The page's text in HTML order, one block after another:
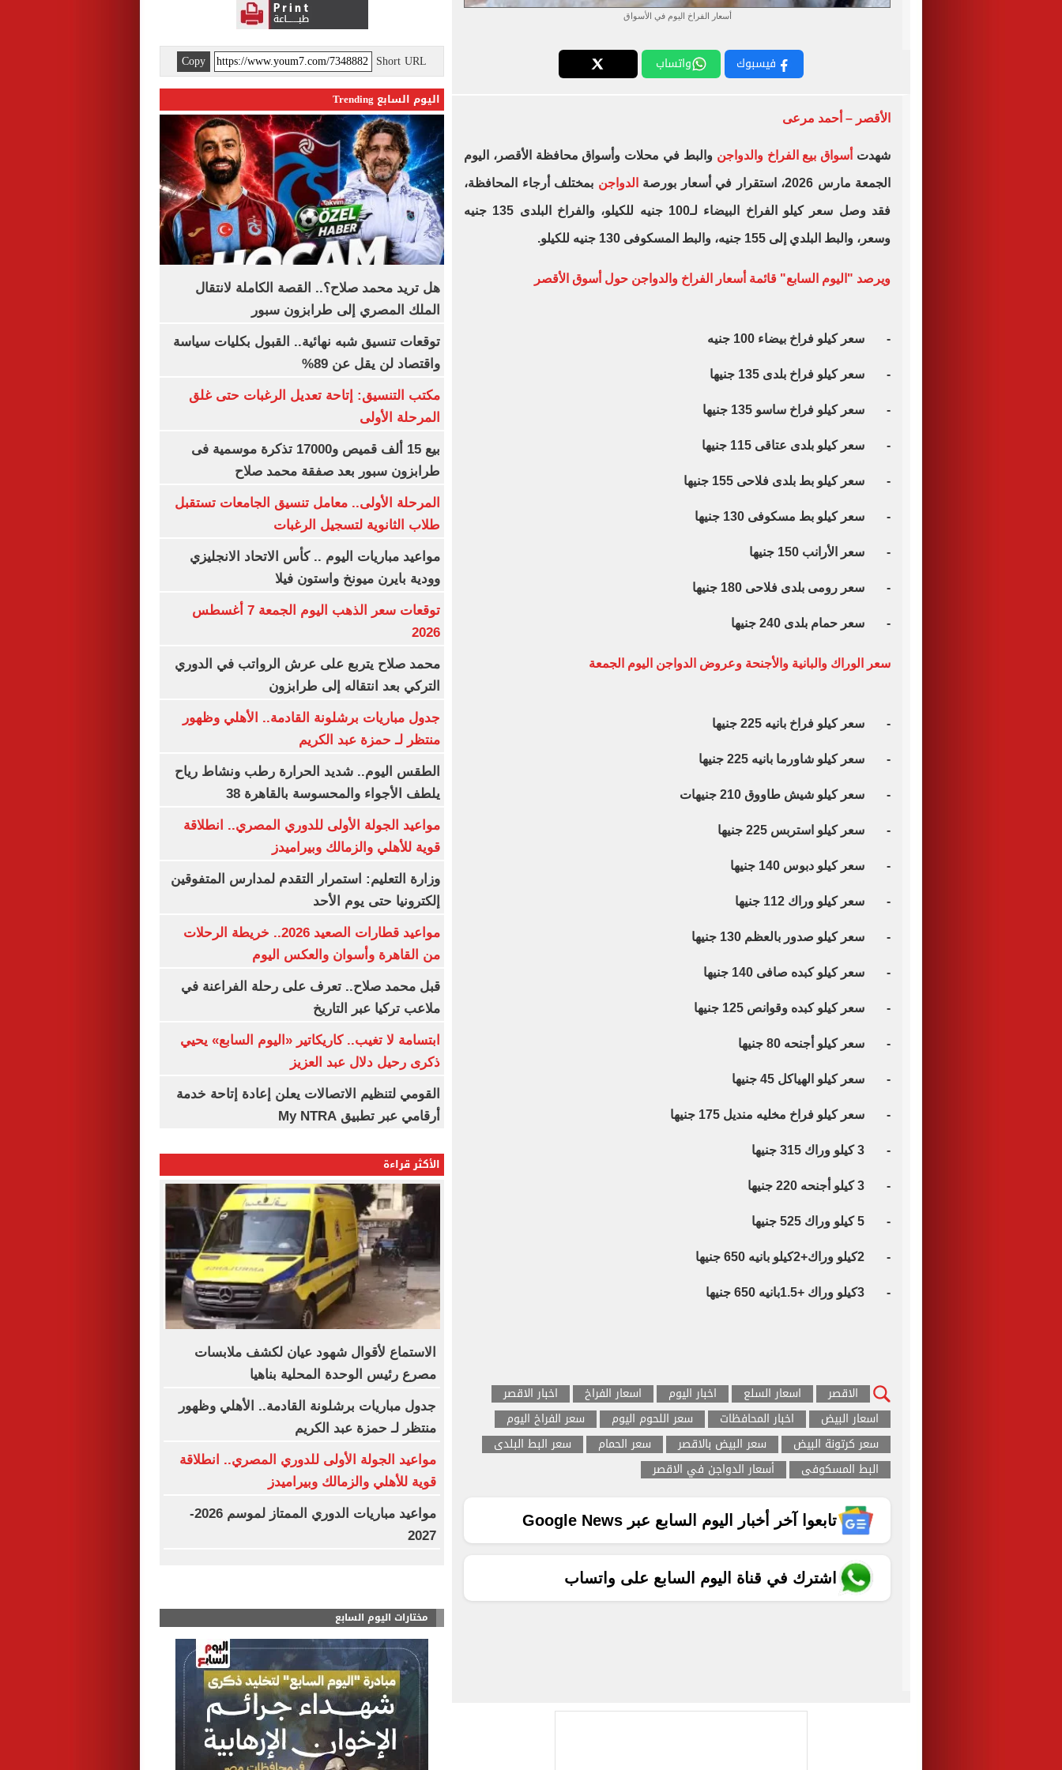
أسعار الفراخ اليوم في الأسواق
فيسبوك واتساب
الأقصر – أحمد مرعى
شهدت أسواق بيع الفراخ والدواجن والبط في محلات وأسواق محافظة الأقصر، اليوم
الجمعة مارس 2026، استقرار في أسعار بورصة الدواجن بمختلف أرجاء المحافظة،
فقد وصل سعر كيلو الفراخ البيضاء لـ100 جنيه للكيلو، والفراخ البلدى 135 جنيه
وسعر، والبط البلدي إلى 155 جنيه، والبط المسكوفى 130 جنيه للكيلو.
ويرصد "اليوم السابع" قائمة أسعار الفراخ والدواجن حول أسوق الأقصر
- سعر كيلو فراخ بيضاء 100 جنيه
- سعر كيلو فراخ بلدى 135 جنيها
- سعر كيلو فراخ ساسو 135 جنيها
- سعر كيلو بلدى عتاقى 115 جنيها
- سعر كيلو بط بلدى فلاحى 155 جنيها
- سعر كيلو بط مسكوفى 130 جنيها
- سعر الأرانب 150 جنيها
- سعر رومى بلدى فلاحى 180 جنيها
- سعر حمام بلدى 240 جنيها
سعر الوراك والبانية والأجنحة وعروض الدواجن اليوم الجمعة
- سعر كيلو فراخ بانيه 225 جنيها
- سعر كيلو شاورما بانيه 225 جنيها
- سعر كيلو شيش طاووق 210 جنيهات
- سعر كيلو استربس 225 جنيها
- سعر كيلو دبوس 140 جنيها
- سعر كيلو وراك 112 جنيها
- سعر كيلو صدور بالعظم 130 جنيها
- سعر كيلو كبده صافى 140 جنيها
- سعر كيلو كبده وقوانص 125 جنيها
- سعر كيلو أجنحه 80 جنيها
- سعر كيلو الهياكل 45 جنيها
- سعر كيلو فراخ مخليه منديل 175 جنيها
- 3 كيلو وراك 315 جنيها
- 3 كيلو أجنحه 220 جنيها
- 5 كيلو وراك 525 جنيها
- 2كيلو وراك+2كيلو بانيه 650 جنيها
- 3كيلو وراك +1.5بانيه 650 جنيها
الاقصر اسعار السلع اخبار اليوم اسعار الفراخ
اخبار الاقصر
اسعار البيض
اخبار المحافظات سعر اللحوم اليوم
سعر الفراخ اليوم
سعر كرتونة البيض
سعر البيض بالاقصر سعر الحمام
سعر البط البلدى
البط المسكوفى
أسعار الدواجن في الاقصر
تابعوا آخر أخبار اليوم السابع عبر Google News
اشترك في قناة اليوم السابع على واتساب
Short URL
Copy
اليوم السابع Trending
هل تريد محمد صلاح؟.. القصة الكاملة لانتقال
الملك المصري إلى طرابزون سبور
توقعات تنسيق شبه نهائية.. القبول بكليات سياسة
واقتصاد لن يقل عن 89%
مكتب التنسيق: إتاحة تعديل الرغبات حتى غلق
المرحلة الأولى
بيع 15 ألف قميص و17000 تذكرة موسمية فى
طرابزون سبور بعد صفقة محمد صلاح
المرحلة الأولى.. معامل تنسيق الجامعات تستقبل
طلاب الثانوية لتسجيل الرغبات
مواعيد مباريات اليوم .. كأس الاتحاد الانجليزي
وودية بايرن ميونخ واستون فيلا
توقعات سعر الذهب اليوم الجمعة 7 أغسطس
2026
محمد صلاح يتربع على عرش الرواتب في الدوري
التركي بعد انتقاله إلى طرابزون
جدول مباريات برشلونة القادمة.. الأهلي وظهور
منتظر لـ حمزة عبد الكريم
الطقس اليوم.. شديد الحرارة رطب ونشاط رياح
يلطف الأجواء والمحسوسة بالقاهرة 38
مواعيد الجولة الأولى للدوري المصري.. انطلاقة
قوية للأهلي والزمالك وبيراميدز
وزارة التعليم: استمرار التقدم لمدارس المتفوقين
إلكترونيا حتى يوم الأحد
مواعيد قطارات الصعيد 2026.. خريطة الرحلات
من القاهرة وأسوان والعكس اليوم
قبل محمد صلاح.. تعرف على رحلة الفراعنة في
ملاعب تركيا عبر التاريخ
ابتسامة لا تغيب.. كاريكاتير «اليوم السابع» يحيي
ذكرى رحيل دلال عبد العزيز
القومي لتنظيم الاتصالات يعلن إعادة إتاحة خدمة
أرقامي عبر تطبيق My NTRA
الأكثر قراءة
الاستماع لأقوال شهود عيان لكشف ملابسات
مصرع رئيس الوحدة المحلية بناهيا
جدول مباريات برشلونة القادمة.. الأهلي وظهور
منتظر لـ حمزة عبد الكريم
مواعيد الجولة الأولى للدوري المصري.. انطلاقة
قوية للأهلي والزمالك وبيراميدز
مواعيد مباريات الدوري الممتاز لموسم 2026-
2027
مختارات اليوم السابع